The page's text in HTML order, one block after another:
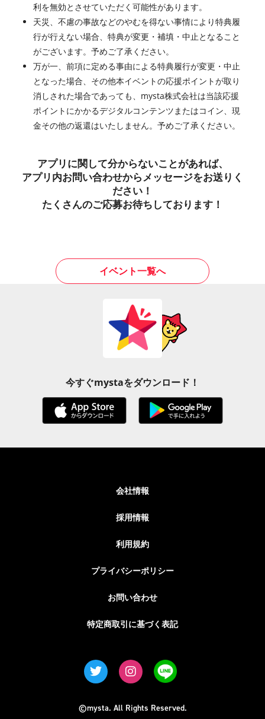
利を無効とさせていただく可能性があります。
天災、不慮の事故などのやむを得ない事情により特典履
行が行えない場合、特典が変更・補填・中止となること
がございます。予めご了承ください。
万が一、前項に定める事由による特典履行が変更・中止
となった場合、その他本イベントの応援ポイントが取り
消しされた場合であっても、mysta株式会社は当該応援
ポイントにかかるデジタルコンテンツまたはコイン、現
金その他の返還はいたしません。予めご了承ください。
アプリに関して分からないことがあれば、
アプリ内お問い合わせからメッセージをお送りく
ださい！
たくさんのご応募お待ちしております！
イベント一覧へ
今すぐmystaをダウンロード！
会社情報
採用情報
利用規約
プライバシーポリシー
お問い合わせ
特定商取引に基づく表記
©mysta. All Rights Reserved.